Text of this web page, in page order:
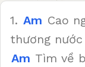
1. Am Cao
thương
Am Tìm về